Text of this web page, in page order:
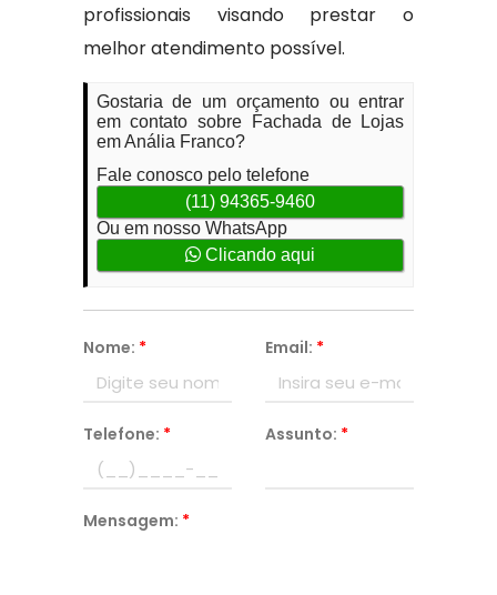
profissionais visando prestar o
melhor atendimento possível.
Gostaria de um orçamento ou entrar
em contato sobre Fachada de Lojas
em Anália Franco?
Fale conosco pelo telefone
(11) 94365-9460
Ou em nosso WhatsApp
Clicando aqui
Nome: * Email: *
Telefone: * Assunto: *
Mensagem: *